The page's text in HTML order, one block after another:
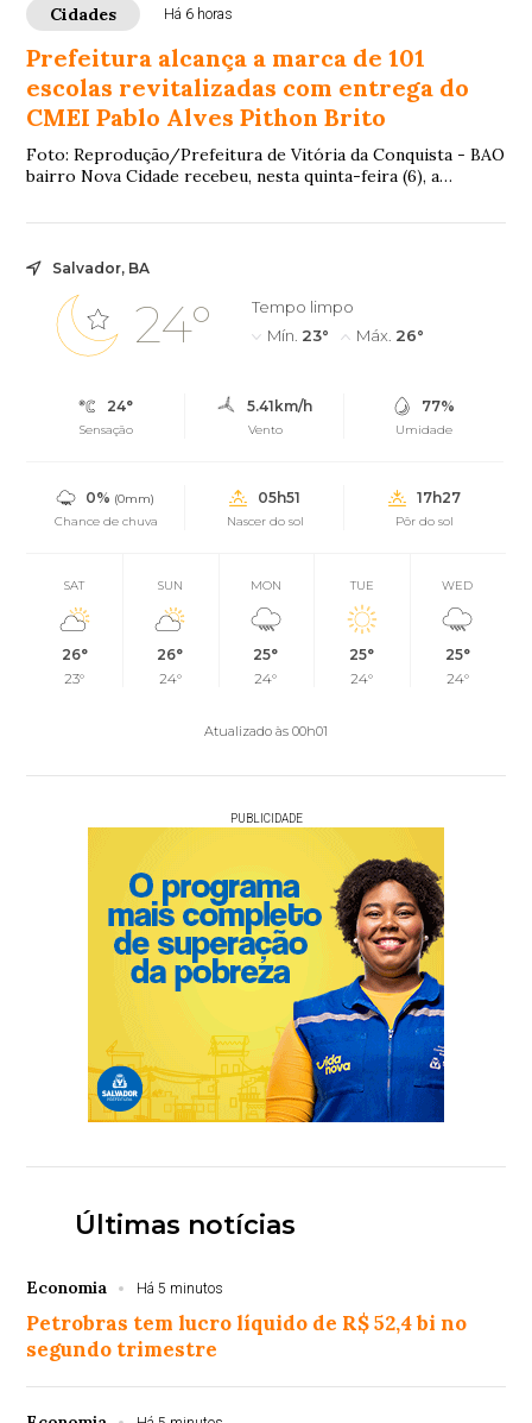
Cidades Há 6 horas
Prefeitura alcança a marca de 101
escolas revitalizadas com entrega do
CMEI Pablo Alves Pithon Brito
Foto: Reprodução/Prefeitura de Vitória da Conquista - BAO
bairro Nova Cidade recebeu, nesta quinta-feira (6), a
Salvador, BA
24°
Tempo limpo
Mín. 23° Máx. 26°
24°
Sensação
5.41km/h
Vento
77%
Umidade
0% (0mm)
Chance de chuva
05h51
Nascer do sol
17h27
Pôr do sol
SAT
26°
23°
SUN
26°
24°
MON
25°
24°
TUE
25°
24°
WED
25°
24°
Atualizado às 00h01
PUBLICIDADE
Últimas notícias
Economia Há 5 minutos
Petrobras tem lucro líquido de R$ 52,4 bi no
segundo trimestre